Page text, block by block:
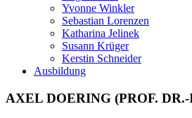
Yvonne Winkler
Sebastian Lorenzen
Katharina Jelinek
Susann Krüger
Kerstin Schneider
Ausbildung
AXEL DOERING (PROF.